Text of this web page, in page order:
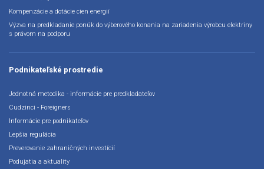
Kompenzácie a dotácie cien energií
Výzva na predkladanie ponúk do výberového konania na zariadenia výrobcu elektriny
s právom na podporu
Podnikateľské prostredie
Jednotná metodika - informácie pre predkladateľov
Cudzinci - Foreigners
Informácie pre podnikateľov
Lepšia regulácia
Preverovanie zahraničných investícií
Podujatia a aktuality